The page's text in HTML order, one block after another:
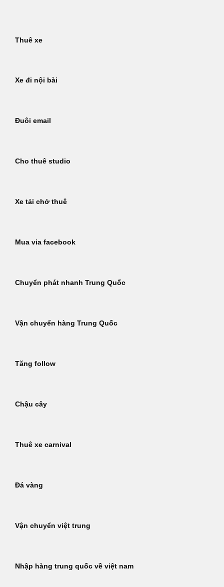
dungThuê xe
Xe đi nội bài
Đuôi email
Cho thuê studio
Xe tải chở thuê
Mua via facebook
Chuyển phát nhanh Trung Quốc
Vận chuyển hàng Trung Quốc
Tăng follow
Chậu cây
Thuê xe carnival
Đá vàng
Vận chuyển việt trung
Nhập hàng trung quốc về việt nam